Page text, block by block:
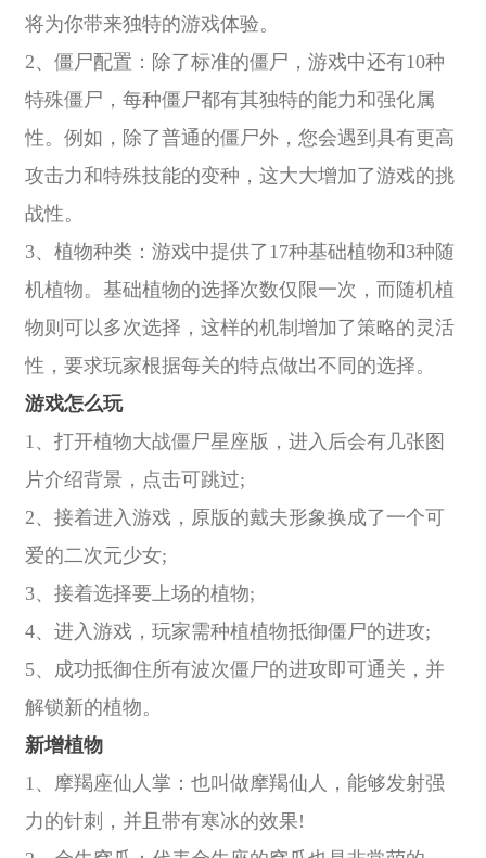
将为你带来独特的游戏体验。
2、僵尸配置：除了标准的僵尸，游戏中还有10种
特殊僵尸，每种僵尸都有其独特的能力和强化属
性。例如，除了普通的僵尸外，您会遇到具有更高
攻击力和特殊技能的变种，这大大增加了游戏的挑
战性。
3、植物种类：游戏中提供了17种基础植物和3种随
机植物。基础植物的选择次数仅限一次，而随机植
物则可以多次选择，这样的机制增加了策略的灵活
性，要求玩家根据每关的特点做出不同的选择。
游戏怎么玩
1、打开植物大战僵尸星座版，进入后会有几张图
片介绍背景，点击可跳过;
2、接着进入游戏，原版的戴夫形象换成了一个可
爱的二次元少女;
3、接着选择要上场的植物;
4、进入游戏，玩家需种植植物抵御僵尸的进攻;
5、成功抵御住所有波次僵尸的进攻即可通关，并
解锁新的植物。
新增植物
1、摩羯座仙人掌：也叫做摩羯仙人，能够发射强
力的针刺，并且带有寒冰的效果!